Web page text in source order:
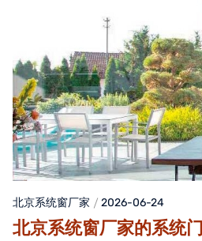
北京系统窗厂家 2026-06-24
北京系统窗厂家的系统